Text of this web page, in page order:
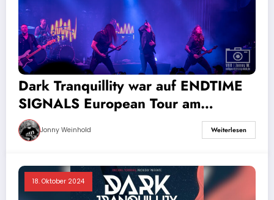
Dark Tranquillity war auf ENDTIME
SIGNALS European Tour am
07.11.2024 in München – Galerie
Jonny Weinhold Weiterlesen
18. Oktober 2024